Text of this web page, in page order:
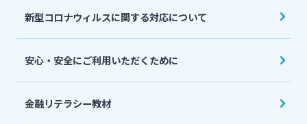
新型コロナウィルスに関する対応について
安心・安全にご利用いただくために
金融リテラシー教材